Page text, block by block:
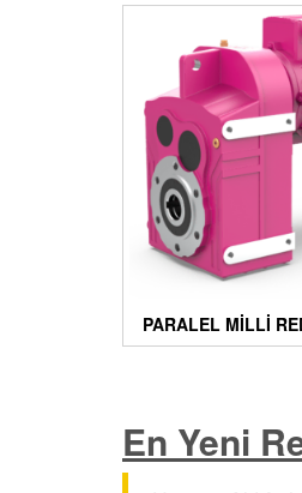
PARALEL MILLI
En Yeni